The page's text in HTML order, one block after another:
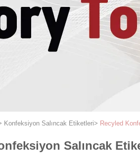
Konfeksiyon Salıncak Etiketleri> Recyled
Salıncak